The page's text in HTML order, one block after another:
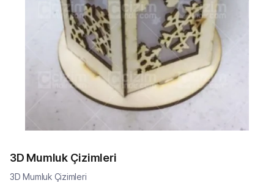
3D Mumluk Çizimleri
3D Mumluk Çizimleri